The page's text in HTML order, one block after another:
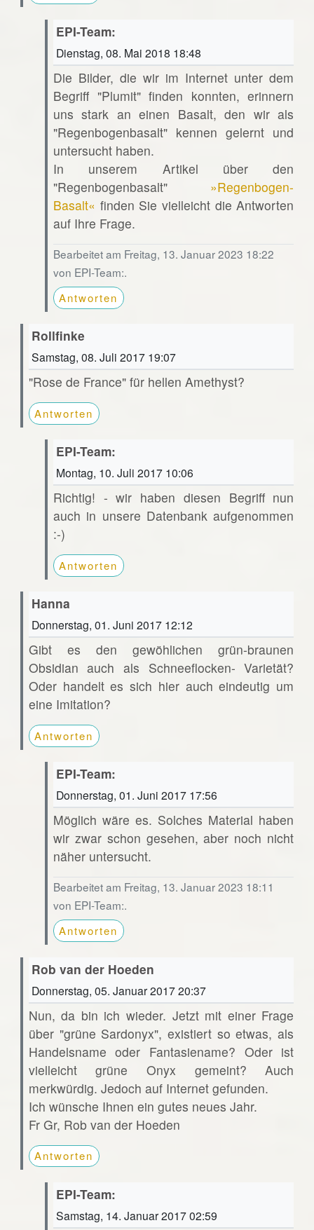
EPI-Team:
Dienstag, 08. Mai 2018 18:48
Die Bilder, die wir im Internet unter dem
Begriff "Plumit" finden konnten, erinnern
uns stark an einen Basalt, den wir als
"Regenbogenbasalt" kennen gelernt und
untersucht haben.
In unserem Artikel über den
"Regenbogenbasalt" »Regenbogen-
Basalt« finden Sie vielleicht die Antworten
auf Ihre Frage.
Bearbeitet am Freitag, 13. Januar 2023 18:22
von EPI-Team:.
Antworten
Rollfinke
Samstag, 08. Juli 2017 19:07
"Rose de France" für hellen Amethyst?
Antworten
EPI-Team:
Montag, 10. Juli 2017 10:06
Richtig! - wir haben diesen Begriff nun
auch in unsere Datenbank aufgenommen
:-)
Antworten
Hanna
Donnerstag, 01. Juni 2017 12:12
Gibt es den gewöhlichen grün-braunen
Obsidian auch als Schneeflocken- Varietät?
Oder handelt es sich hier auch eindeutig um
eine Imitation?
Antworten
EPI-Team:
Donnerstag, 01. Juni 2017 17:56
Möglich wäre es. Solches Material haben
wir zwar schon gesehen, aber noch nicht
näher untersucht.
Bearbeitet am Freitag, 13. Januar 2023 18:11
von EPI-Team:.
Antworten
Rob van der Hoeden
Donnerstag, 05. Januar 2017 20:37
Nun, da bin ich wieder. Jetzt mit einer Frage
über "grüne Sardonyx", existiert so etwas, als
Handelsname oder Fantasiename? Oder ist
vielleicht grüne Onyx gemeint? Auch
merkwürdig. Jedoch auf Internet gefunden.
Ich wünsche Ihnen ein gutes neues Jahr.
Fr Gr, Rob van der Hoeden
Antworten
EPI-Team:
Samstag, 14. Januar 2017 02:59